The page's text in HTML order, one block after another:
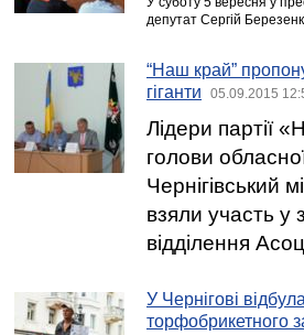
депутат Сергій
“Наш край”
гіганти
05.09.2015
Лідери партії
голови
Чернігівський
взяли участь у
відділення
У Чернігові
торфобрикетного